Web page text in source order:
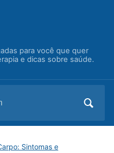
para você que quer
e dicas sobre saúde.
Sintomas e